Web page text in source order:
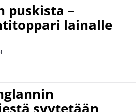
puskista –
lainalle
syytetään